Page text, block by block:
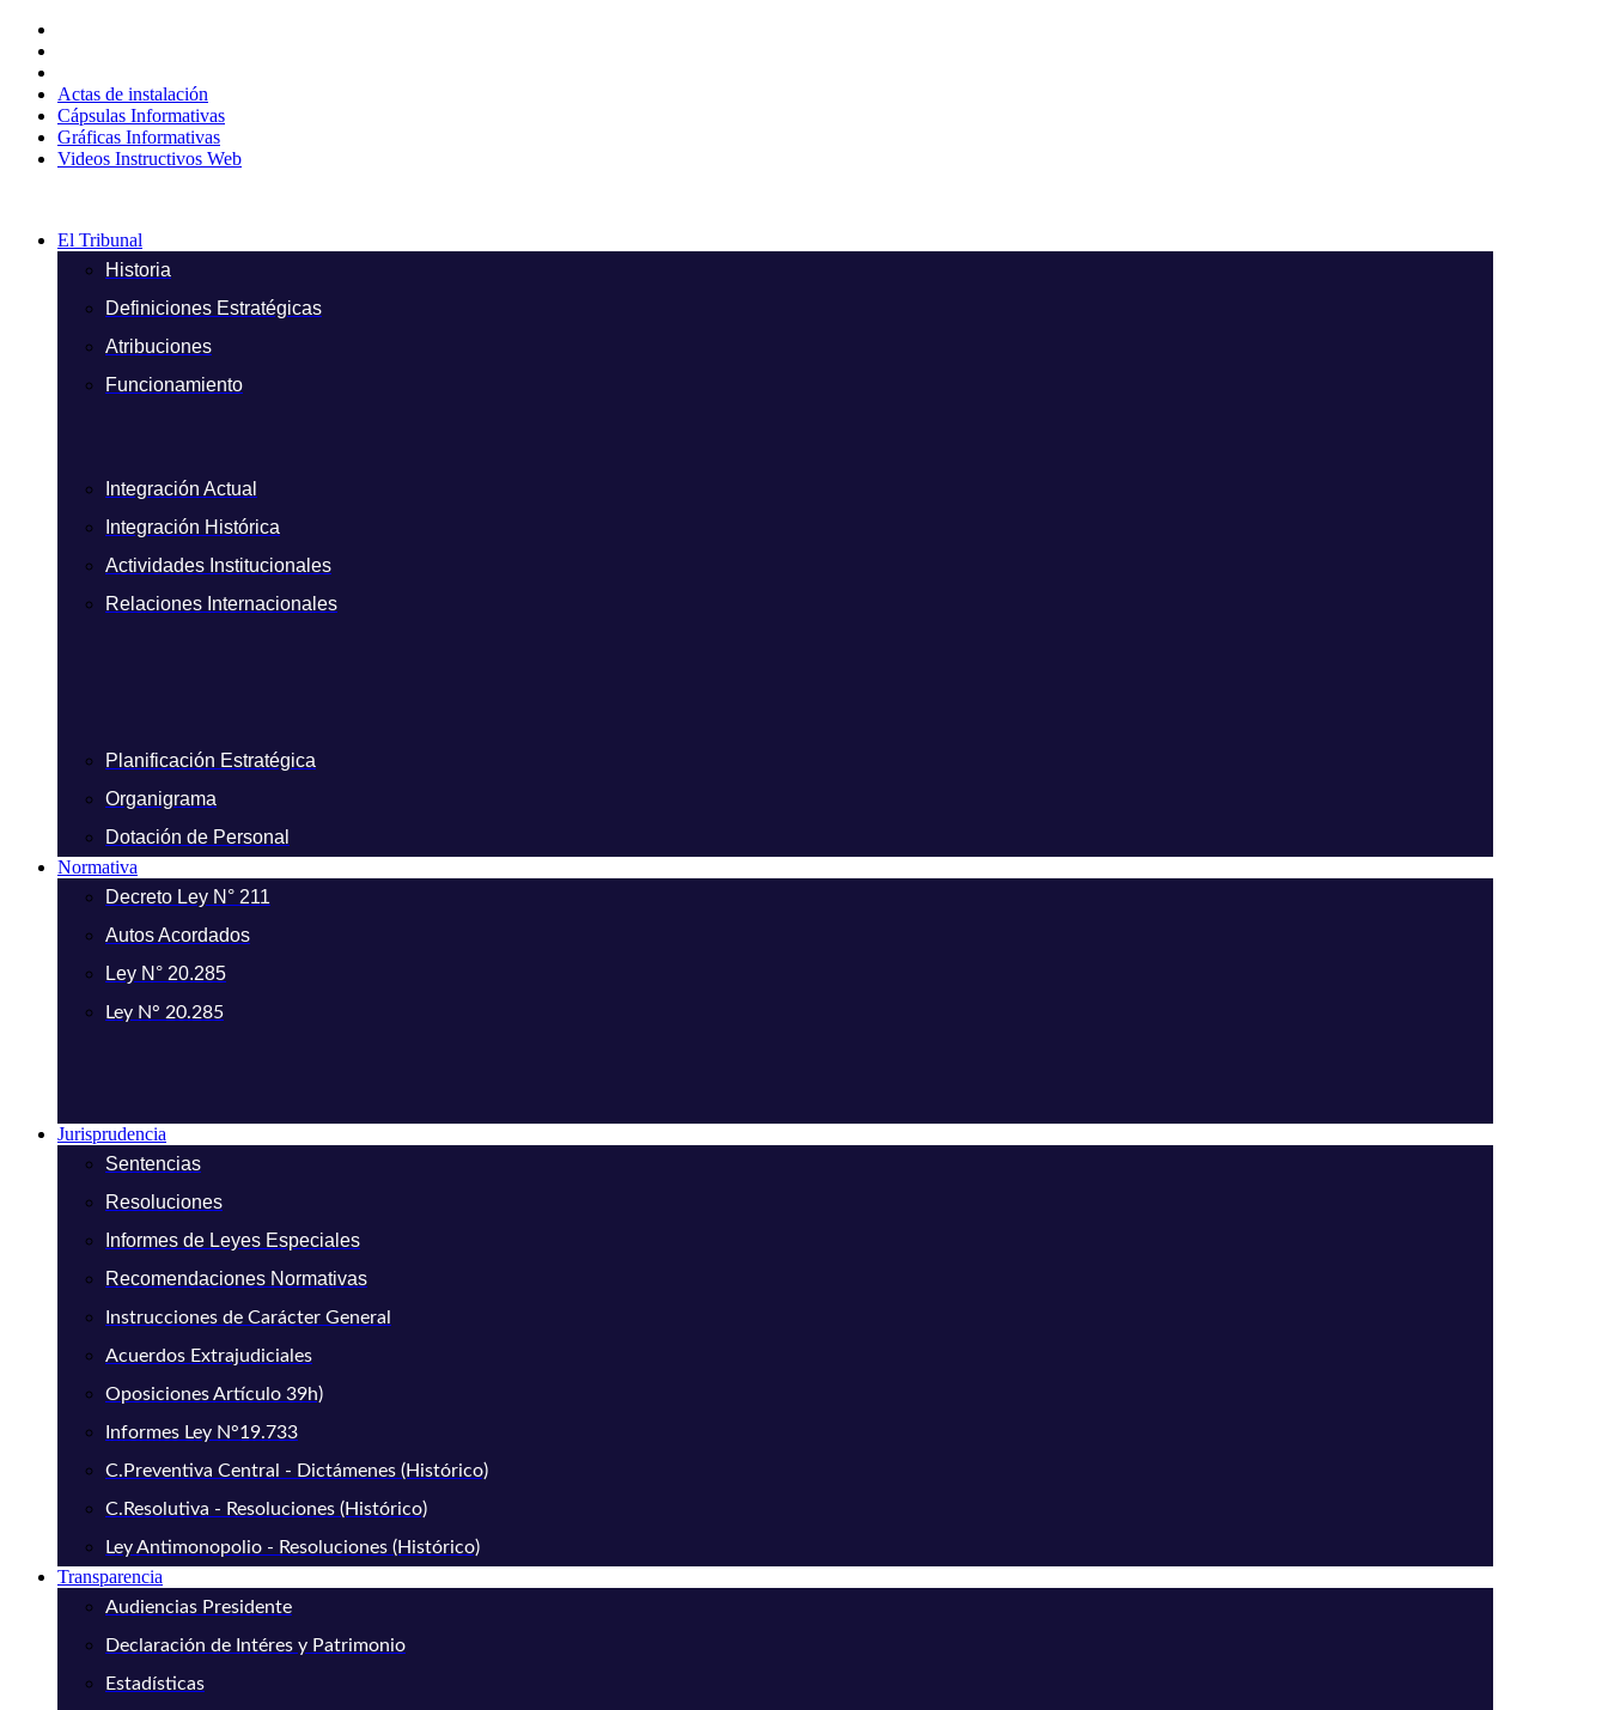
contenido
Actas de instalación
Cápsulas Informativas
Gráficas Informativas
Videos Instructivos Web
El Tribunal
Historia
Definiciones Estratégicas
Atribuciones
Funcionamiento
Integración Actual
Integración Histórica
Actividades Institucionales
Relaciones Internacionales
Planificación Estratégica
Organigrama
Dotación de Personal
Normativa
Decreto Ley N° 211
Autos Acordados
Ley N° 20.285
Ley N° 20.285
Jurisprudencia
Sentencias
Resoluciones
Informes de Leyes Especiales
Recomendaciones Normativas
Instrucciones de Carácter General
Acuerdos Extrajudiciales
Oposiciones Artículo 39h)
Informes Ley N°19.733
C.Preventiva Central - Dictámenes (Histórico)
C.Resolutiva - Resoluciones (Histórico)
Ley Antimonopolio - Resoluciones (Histórico)
Transparencia
Audiencias Presidente
Declaración de Intéres y Patrimonio
Estadísticas